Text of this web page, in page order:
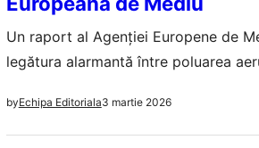
Un raport al Agenției Europene de
legătura alarmantă între poluarea
mediu.
byEchipa Editoriala3 martie 2026